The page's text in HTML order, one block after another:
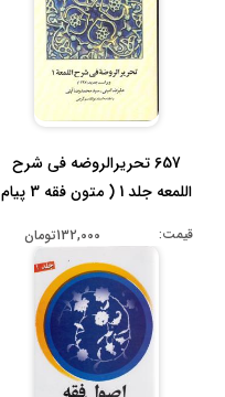
657 تحریرالروضه فی شرح
اللمعه جلد 1 ( متون فقه 3 پیام
قیمت: 132,000تومان